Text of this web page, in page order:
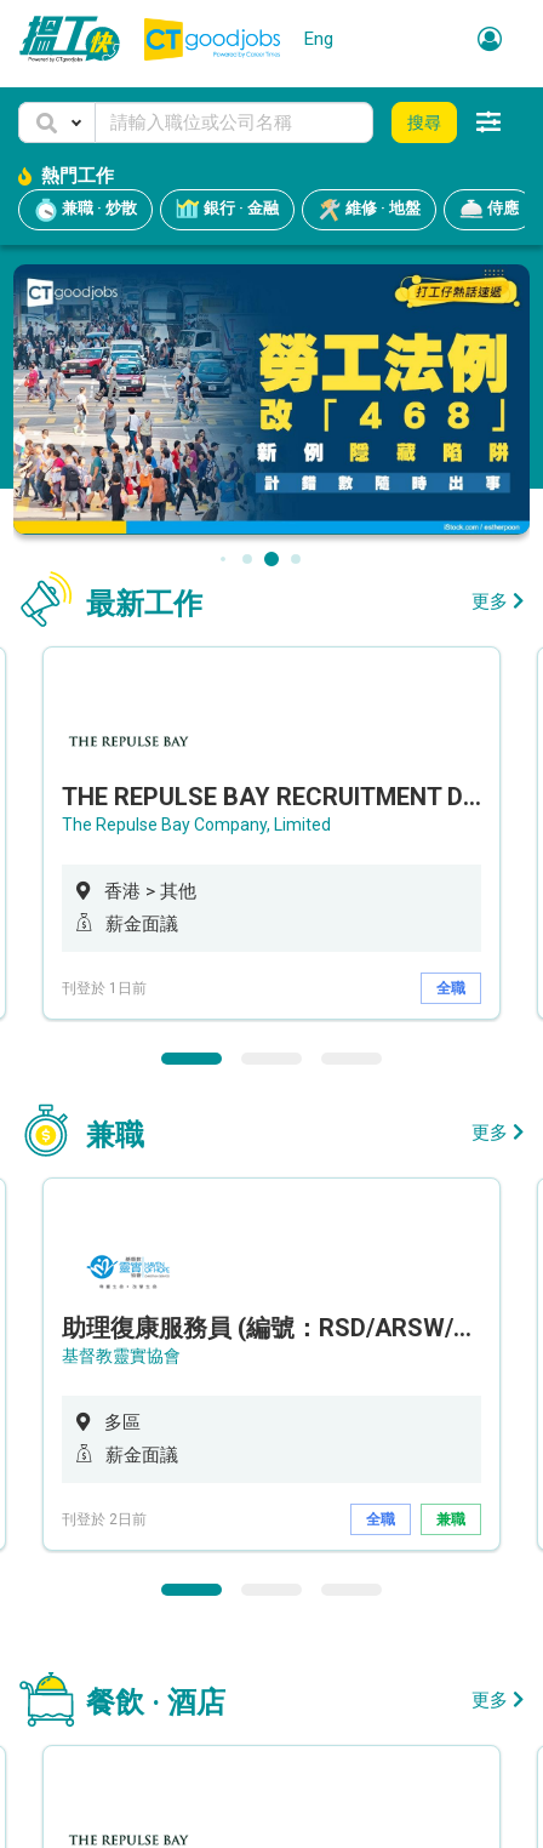
Eng
搜尋
熱門工作
兼職 · 炒散 銀行 · 金融 維修 · 地盤 侍應
最新工作 更多
THE REPULSE BAY RECRUITMENT DAY 淺水灣影灣園人才招聘會
The Repulse Bay Company, Limited
香港 > 其他
薪金面議
刊登於 1日前 全職
兼職 更多
助理復康服務員 (編號：RSD/ARSW/CTE)
基督教靈實協會
多區
薪金面議
刊登於 2日前 全職 兼職
餐飲 · 酒店 更多